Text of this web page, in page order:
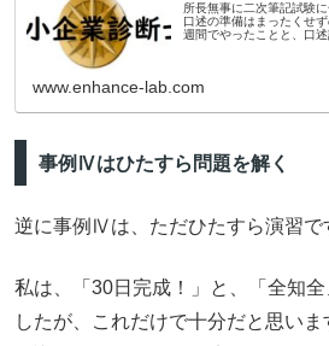
所長無事に二次筆記試験
口述の準備はまったくせ
週間でやったことと、口
www.enhance-lab.com
事例Ⅳはひたすら問題を解く
逆に事例Ⅳは、ただひたすら演習で
私は、「30日完成！」と、「全知
したが、これだけで十分だと思いま